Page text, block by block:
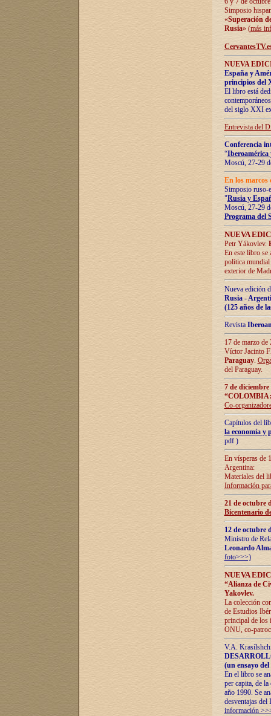
Simposio
«Superación
Rusia» (más
NUEVA
España y
principios del
El libro está
del siglo XXI
Entrevista del
Conferencia
“Iberoamérica
Moscú, 27-29
En los marcos
Simposio ruso-
"Rusia y
Moscú, 27-29
Programa del
NUEVA
Petr Yákovlev.
En este libro se
política mundial
exterior de
Nueva edición
Rusia -
(125 años de
Revista
17 de marzo
Víctor Jacinto
Paraguay.
del Paraguay.
7 de
Co-
Capítulos del
la economía y
pdf )
En vísperas de
Argentina:
Materiales del
Información
21 de octubre
Bicentenario
12 de octubre
Ministro de
Leonardo
foto>>>)
NUEVA
“Alianza de
Yakovlev.
La colección
de Estudios
principal de los
ONU, co-
V.A.
(un ensayo
En el libro se
per capita, de
año 1990. Se
desventajas
información